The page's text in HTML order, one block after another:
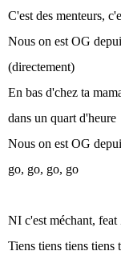
C'est des menteurs,
Nous on est OG
(directement)
En bas d'chez ta
dans un quart d'heure
Nous on est OG
go, go, go, go
NI c'est méchant,
Tiens tiens tiens tiens